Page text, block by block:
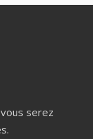
serez